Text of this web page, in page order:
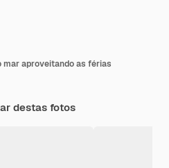
mar aproveitando as férias
destas fotos